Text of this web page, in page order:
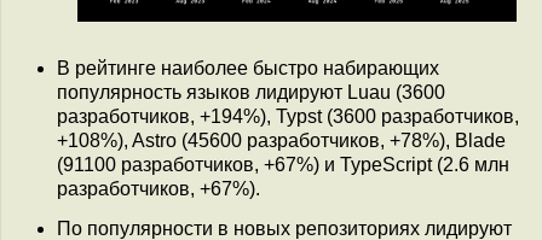
В рейтинге наиболее быстро набирающих
популярность языков лидируют Luau (3600
разработчиков, +194%), Typst (3600 разработчиков,
+108%), Astro (45600 разработчиков, +78%), Blade
(91100 разработчиков, +67%) и TypeScript (2.6 млн
разработчиков, +67%).
По популярности в новых репозиториях лидируют